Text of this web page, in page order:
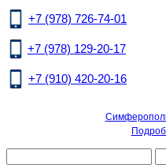
+7 (978) 726-74-01
+7 (978) 129-20-17
+7 (910) 420-20-16